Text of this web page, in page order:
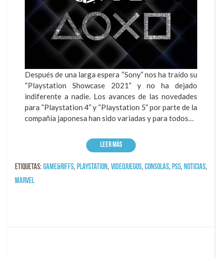
Después de una larga espera “Sony” nos ha traído su
“Playstation Showcase 2021” y no ha dejado
indiferente a nadie. Los avances de las novedades
para “Playstation 4” y “Playstation 5” por parte de la
compañía japonesa han sido variadas y para todos…
Leer más
Etiquetas:game&riffs, playstation, videojuegos,consolas, ps5, Noticias,
marvel